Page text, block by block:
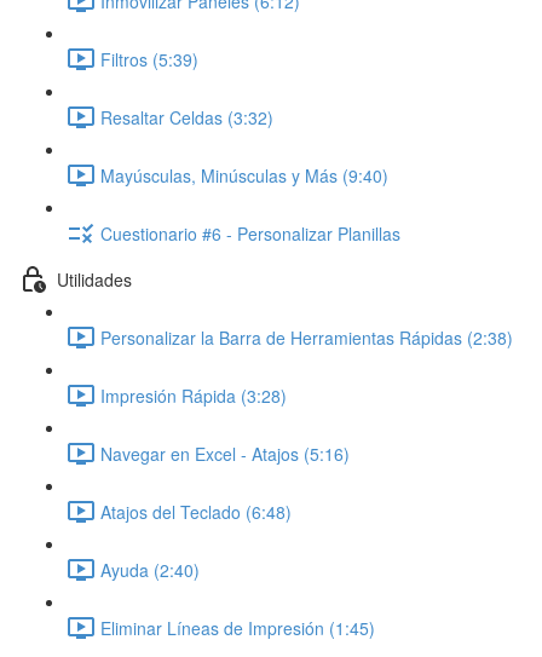
Filtros (5:39)
Resaltar Celdas (3:32)
Mayúsculas, Minúsculas y Más (9:40)
Cuestionario #6 - Personalizar Planillas
Utilidades
Personalizar la Barra de Herramientas Rápidas (2:38)
Impresión Rápida (3:28)
Navegar en Excel - Atajos (5:16)
Atajos del Teclado (6:48)
Ayuda (2:40)
Eliminar Líneas de Impresión (1:45)